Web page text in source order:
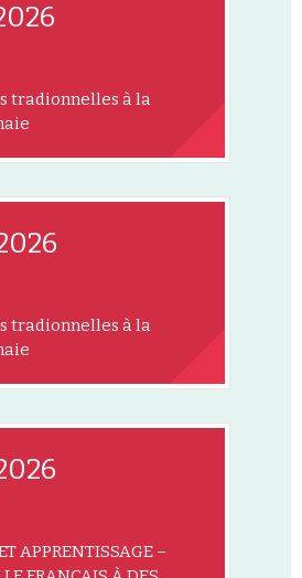
tradionnelles à la
tradionnelles à la
APPRENTISSAGE –